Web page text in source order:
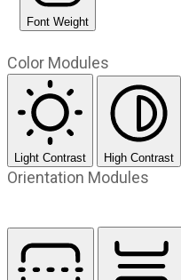
Font Weight
Color Modules
Light Contrast High Contrast
Orientation Modules